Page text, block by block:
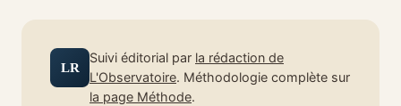
LR
Suivi éditorial par la rédaction de
L'Observatoire. Méthodologie complète sur
la page Méthode.